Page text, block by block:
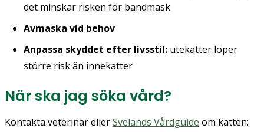
det minskar risken för bandmask
Avmaska vid behov
Anpassa skyddet efter livsstil: utekatter löper
större risk än innekatter
När ska jag söka vård?
Kontakta veterinär ellerSvelands Vårdguide om katten: